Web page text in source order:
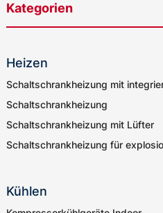
Kategorien
Heizen
Schaltschrankheizung mit
Schaltschrankheizung
Schaltschrankheizung mit Lüfter
Schaltschrankheizung für
Kühlen